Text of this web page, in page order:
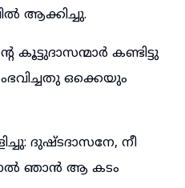
ആക്കിച്ചു.
കണ്ടിട്ടു
ഒക്കെയും
ദുഷ്ടദാസനേ, നീ
ഞാൻ ആ കടം